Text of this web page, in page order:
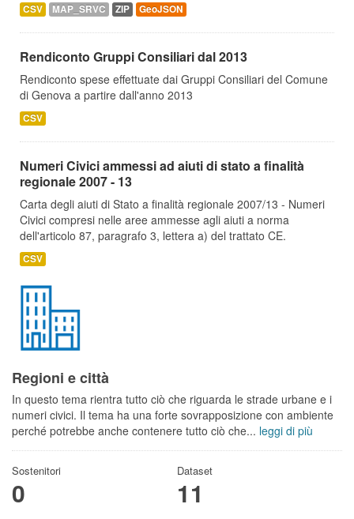
CSV MAP_SRVC ZIP GeoJSON
Rendiconto Gruppi Consiliari dal 2013
Rendiconto spese effettuate dai Gruppi Consiliari del Comune
di Genova a partire dall'anno 2013
CSV
Numeri Civici ammessi ad aiuti di stato a finalità
regionale 2007 - 13
Carta degli aiuti di Stato a finalità regionale 2007/13 - Numeri
Civici compresi nelle aree ammesse agli aiuti a norma
dell'articolo 87, paragrafo 3, lettera a) del trattato CE.
CSV
Regioni e città
In questo tema rientra tutto ciò che riguarda le strade urbane e i
numeri civici. Il tema ha una forte sovrapposizione con ambiente
perché potrebbe anche contenere tutto ciò che... leggi di più
Sostenitori
0
Dataset
11